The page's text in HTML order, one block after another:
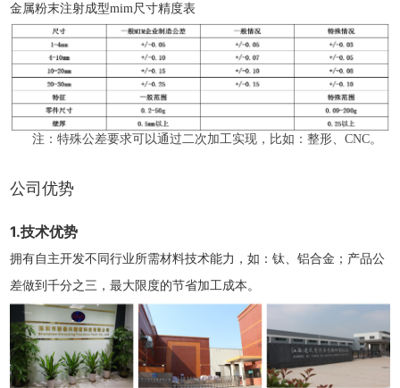
金属粉末注射成型mim尺寸精度表
注：特殊公差要求可以通过二次加工实现，比如：整形、CNC。
公司优势
1.技术优势
拥有自主开发不同行业所需材料技术能力，如：钛、铝合金；产品公
差做到千分之三，最大限度的节省加工成本。